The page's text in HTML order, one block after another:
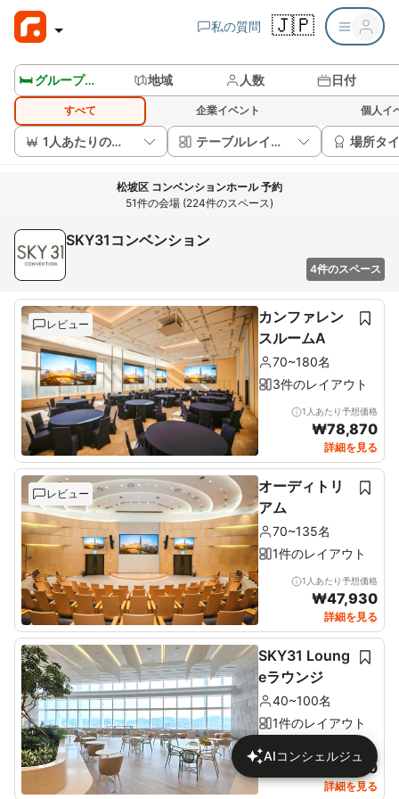
私の質問 🇯🇵
🛏️ グループルームを見る 地域 人数 日付
すべて 企業イベント 個人イ
1人あたりの価格 テーブルレイアウト 場所タ
松坡区 コンベンションホール 予約
51件の会場 (224件のスペース)
SKY31コンベンション
4件のスペース
レビュー
カンファレン
スルームA
70~180名
3件のレイアウト
1人あたり予想価格
₩78,870
詳細を見る
レビュー
オーディトリ
アム
70~135名
1件のレイアウト
1人あたり予想価格
₩47,930
詳細を見る
SKY31 Loung
eラウンジ
40~100名
1件のレイアウト
1人あたり予想価格
18,260
詳細を見る
AIコンシェルジュ